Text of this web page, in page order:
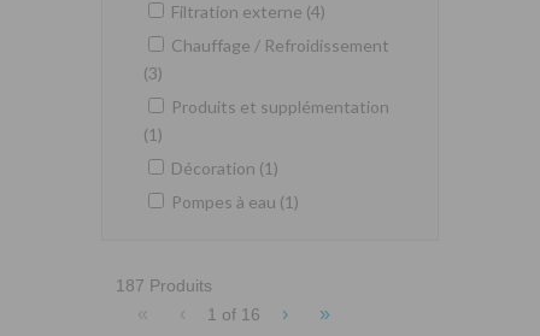
Filtration externe (4)
Chauffage / Refroidissement
(3)
Produits et supplémentation
(1)
Décoration (1)
Pompes à eau (1)
187 Produits
« ‹ 1 of 16 › »